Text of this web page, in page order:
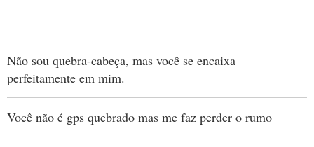
Não sou quebra-cabeça, mas você se encaixa
perfeitamente em mim.
Você não é gps quebrado mas me faz perder o rumo